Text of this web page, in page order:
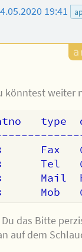
19:41
könntest weiter
type
Fax
Tel
Mail
das Bitte
auf dem